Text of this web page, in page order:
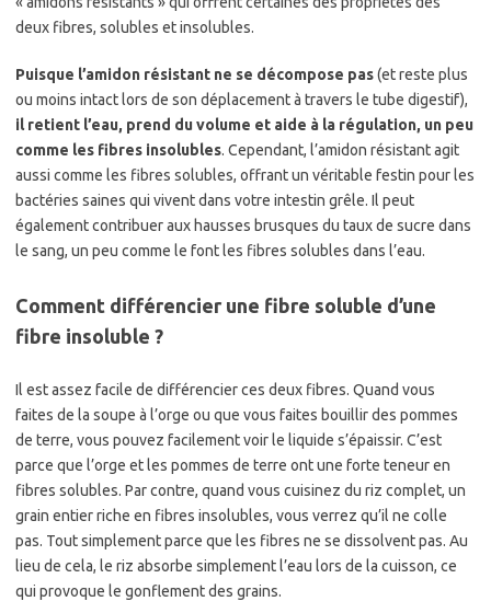
deux fibres, solubles et insolubles.
Puisque l’amidon résistant ne se décompose pas(et reste plus
ou moins intact lors de son déplacement à travers le tube digestif),
il retient l’eau, prend du volume et aide à la régulation, un peu
comme les fibres insolubles. Cependant, l’amidon résistant agit
aussi comme les fibres solubles, offrant un véritable festin pour les
bactéries saines qui vivent dans votre intestin grêle. Il peut
également contribuer aux hausses brusques du taux de sucre dans
le sang, un peu comme le font les fibres solubles dans l’eau.
Comment différencier une fibre soluble d’une
fibre insoluble ?
Il est assez facile de différencier ces deux fibres. Quand vous
faites de la soupe à l’orge ou que vous faites bouillir des pommes
de terre, vous pouvez facilement voir le liquide s’épaissir. C’est
parce que l’orge et les pommes de terre ont une forte teneur en
fibres solubles. Par contre, quand vous cuisinez du riz complet, un
grain entier riche en fibres insolubles, vous verrez qu’il ne colle
pas. Tout simplement parce que les fibres ne se dissolvent pas. Au
lieu de cela, le riz absorbe simplement l’eau lors de la cuisson, ce
qui provoque le gonflement des grains.